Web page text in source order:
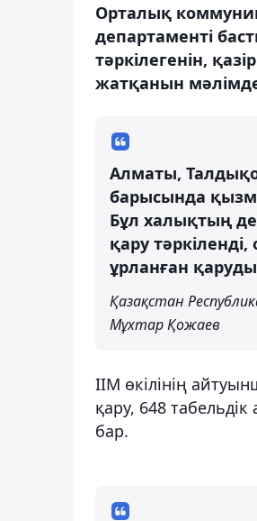
Орталық
департаменті
тәркілегенін,
жатқанын
Алматы,
барысында
Бұл халықтың
қару
ұрланған
Қазақстан
Мұхтар Қожаев
ІІМ өкілінің
қару, 648
бар.